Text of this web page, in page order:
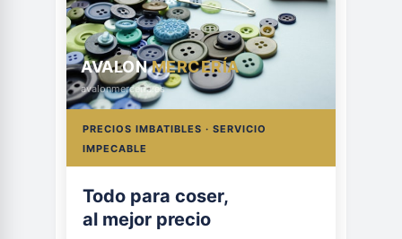
AVALONMERCERÍA
avalonmerceria.es
PRECIOS IMBATIBLES · SERVICIO
IMPECABLE
Todo para coser,
al mejor precio